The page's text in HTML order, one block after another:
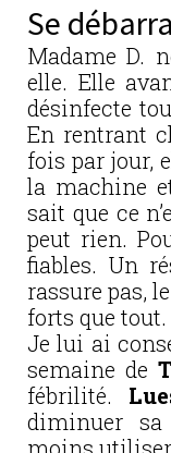
Se
Madame D.
elle. Elle
désinfecte
En rentrant
fois par jour,
la machine
sait que ce
peut rien.
fiables. Un
rassure pas,
forts que tout.
Je lui ai
semaine de
fébrilité.
diminuer